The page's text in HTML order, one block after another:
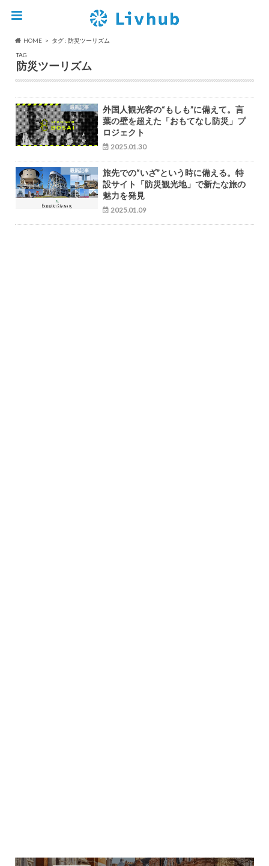
HOME
タグ : 防災ツーリズム
TAG
防災ツーリズム
最新記事
外国人観光客の“もしも”に備えて。言
葉の壁を超えた「おもてなし防災」プ
ロジェクト
2025.01.30
最新記事
旅先での“いざ”という時に備える。特
設サイト「防災観光地」で新たな旅の
魅力を発見
2025.01.09